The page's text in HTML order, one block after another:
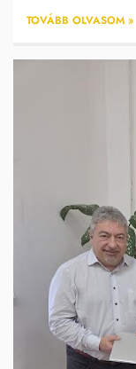
TOVÁBB OLVASOM »